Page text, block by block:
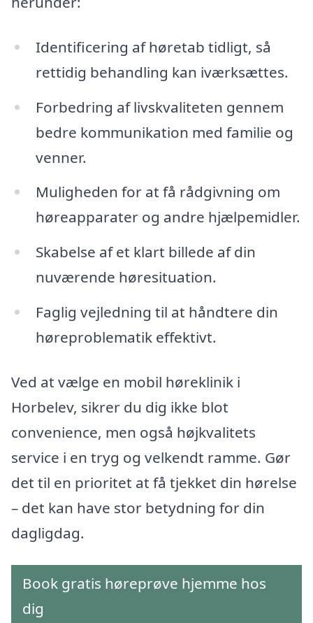
Identificering af høretab tidligt, så
rettidig behandling kan iværksættes.
Forbedring af livskvaliteten gennem
bedre kommunikation med familie og
venner.
Muligheden for at få rådgivning om
høreapparater og andre hjælpemidler.
Skabelse af et klart billede af din
nuværende høresituation.
Faglig vejledning til at håndtere din
høreproblematik effektivt.
Ved at vælge en mobil høreklinik i
Horbelev, sikrer du dig ikke blot
convenience, men også højkvalitets
service i en tryg og velkendt ramme. Gør
det til en prioritet at få tjekket din hørelse
– det kan have stor betydning for din
dagligdag.
Book gratis høreprøve hjemme hos
dig